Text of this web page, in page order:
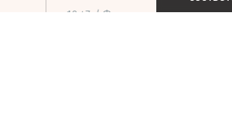
10:47 / Финансы